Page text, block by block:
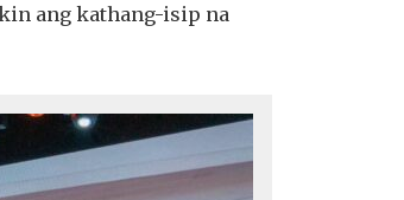
ang kathang-isip na